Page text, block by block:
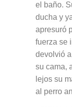
el baño.
ducha y
apresuró
fuerza se
devolvió
su cama,
lejos su
al perro